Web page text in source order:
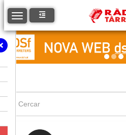
Toggle navigation